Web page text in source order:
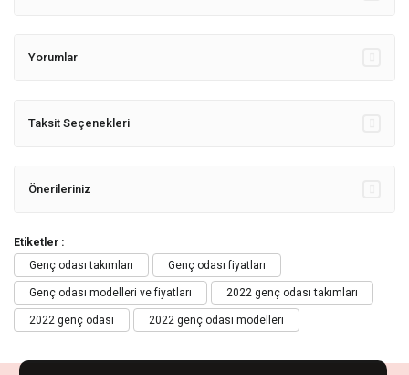
Yorumlar
Taksit Seçenekleri
Önerileriniz
Etiketler :
Genç odası takımları
Genç odası fiyatları
Genç odası modelleri ve fiyatları 2022 genç odası takımları
2022 genç odası 2022 genç odası modelleri